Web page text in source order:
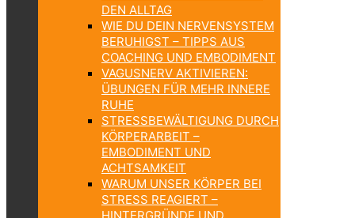
DEN ALLTAG
WIE DU DEIN NERVENSYSTEM
BERUHIGST – TIPPS AUS
COACHING UND EMBODIMENT
VAGUSNERV AKTIVIEREN:
ÜBUNGEN FÜR MEHR INNERE
RUHE
STRESSBEWÄLTIGUNG DURCH
KÖRPERARBEIT –
EMBODIMENT UND
ACHTSAMKEIT
WARUM UNSER KÖRPER BEI
STRESS REAGIERT –